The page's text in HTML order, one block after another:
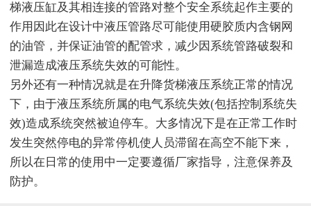
梯液压缸及其相连接的管路对整个安全系统起作主要的
作用因此在设计中液压管路尽可能使用硬胶质内含钢网
的油管，并保证油管的配管求，减少因系统管路破裂和
泄漏造成液压系统失效的可能性。
另外还有一种情况就是在升降货梯液压系统正常的情况
下，由于液压系统所属的电气系统失效(包括控制系统失
效)造成系统突然被迫停车。大多情况下是在正常工作时
发生突然停电的异常停机使人员滞留在高空不能下来，
所以在日常的使用中一定要遵循厂家指导，注意保养及
防护。